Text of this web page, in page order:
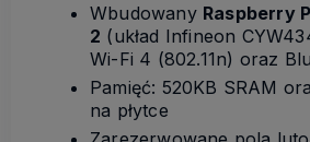
Wbudowany Raspberry
2 (układ Infineon
Wi-Fi 4 (802.11n) oraz
Pamięć: 520KB SRAM
na płytce